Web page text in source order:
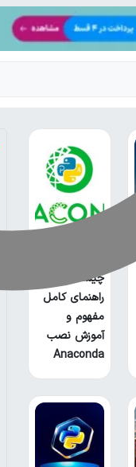
چیست؟
راهنمای کامل
مفهوم و
آموزش نصب
Anaconda